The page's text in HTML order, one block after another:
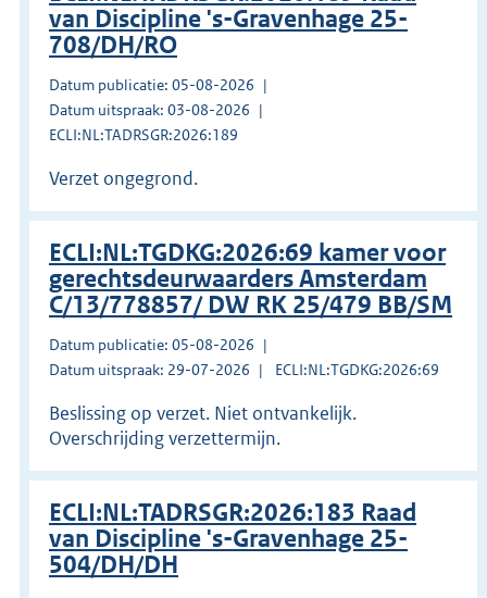
van Discipline 's-Gravenhage 25-
708/DH/RO
Datum publicatie: 05-08-2026
Datum uitspraak: 03-08-2026
ECLI:NL:TADRSGR:2026:189
Verzet ongegrond.
ECLI:NL:TGDKG:2026:69 kamer voor
gerechtsdeurwaarders Amsterdam
C/13/778857/ DW RK 25/479 BB/SM
Datum publicatie: 05-08-2026
Datum uitspraak: 29-07-2026
ECLI:NL:TGDKG:2026:69
Beslissing op verzet. Niet ontvankelijk.
Overschrijding verzettermijn.
ECLI:NL:TADRSGR:2026:183 Raad
van Discipline 's-Gravenhage 25-
504/DH/DH